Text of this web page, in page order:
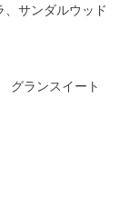
サンダルウッド
ランスイート